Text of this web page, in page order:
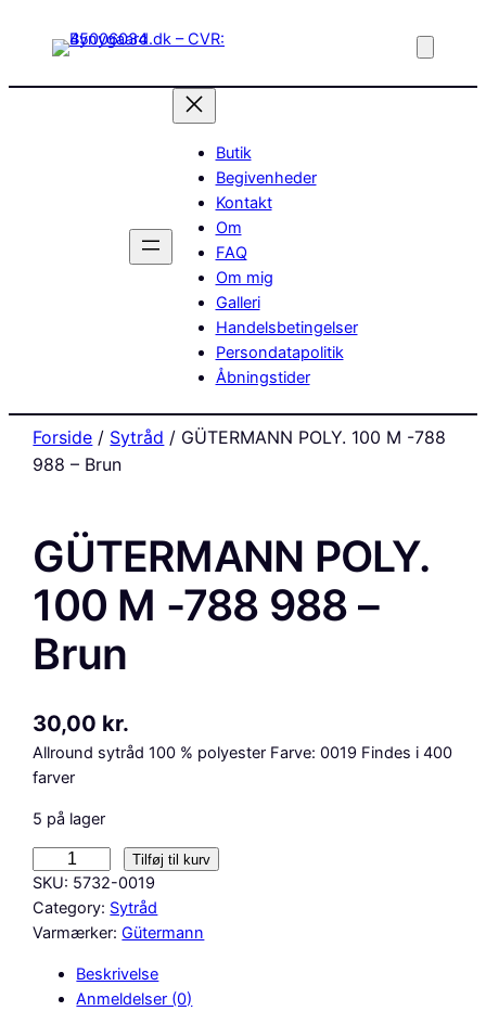
Butik
Begivenheder
Kontakt
Om
FAQ
Om mig
Galleri
Handelsbetingelser
Persondatapolitik
Åbningstider
Forside / Sytråd / GÜTERMANN POLY. 100 M -788
988 – Brun
GÜTERMANN POLY.
100 M -788 988 –
Brun
30,00 kr.
Allround sytråd 100 % polyester Farve: 0019 Findes i 400
farver
5 på lager
Ü
T
E
Tilføj til kurv
SKU: 5732-0019
Category: Sytråd
Varmærker:Gütermann
Beskrivelse
Anmeldelser (0)